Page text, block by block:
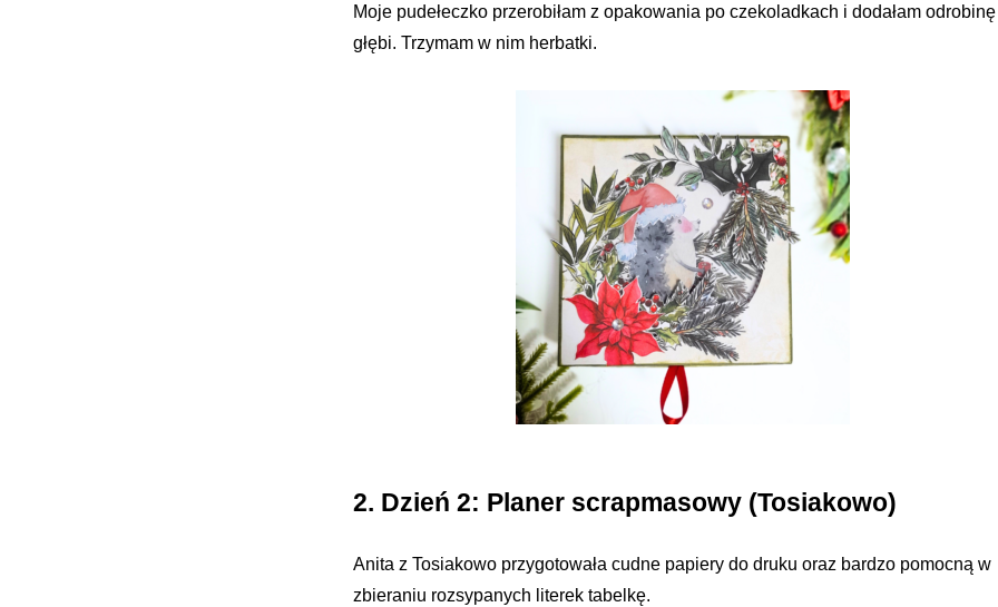
Moje pudełeczko przerobiłam z opakowania po czekoladkach i dodałam odrobinę
głębi. Trzymam w nim herbatki.
2. Dzień 2: Planer scrapmasowy (Tosiakowo)
Anita z Tosiakowo przygotowała cudne papiery do druku oraz bardzo pomocną w
zbieraniu rozsypanych literek tabelkę.